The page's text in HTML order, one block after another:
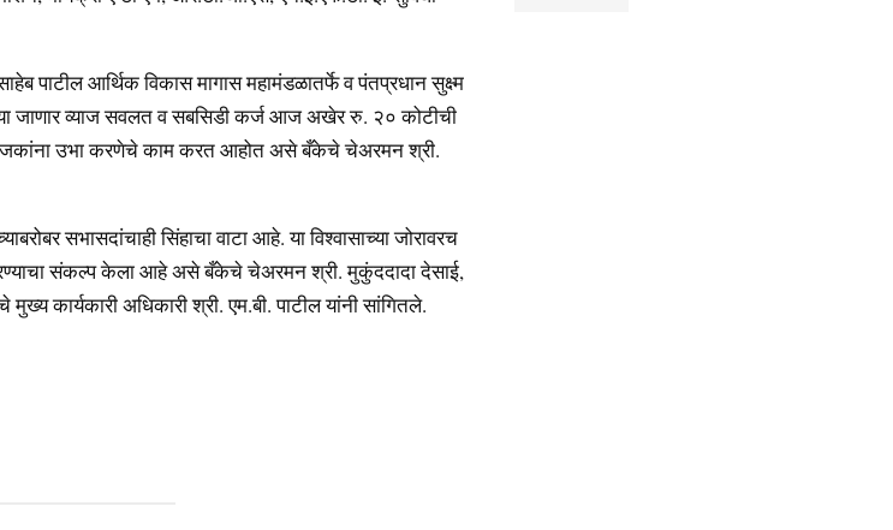
पाटील आर्थिक विकास मागास महामंडळातर्फे व पंतप्रधान सुक्ष्म
जाणार व्याज सवलत व सबसिडी कर्ज आज अखेर रु. २० कोटीची
उभा करणेचे काम करत आहोत असे बँकेचे चेअरमन श्री.
सभासदांचाही सिंहाचा वाटा आहे. या विश्वासाच्या जोरावरच
करण्याचा संकल्प केला आहे असे बँकेचे चेअरमन श्री. मुकुंददादा देसाई,
कार्यकारी अधिकारी श्री. एम.बी. पाटील यांनी सांगितले.